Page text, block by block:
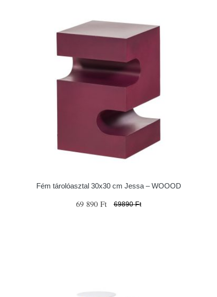
Fém tárolóasztal 30x30 cm Jessa – WOOOD
69 890 Ft 69890 Ft